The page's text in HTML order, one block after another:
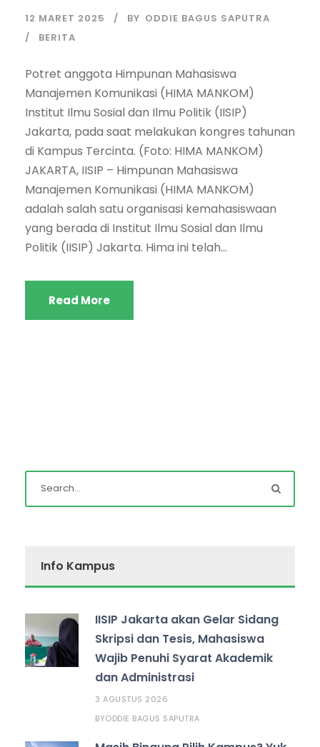
12 MARET 2025 BY ODDIE BAGUS SAPUTRA
BERITA
Potret anggota Himpunan Mahasiswa
Manajemen Komunikasi (HIMA MANKOM)
Institut Ilmu Sosial dan Ilmu Politik (IISIP)
Jakarta, pada saat melakukan kongres tahunan
di Kampus Tercinta. (Foto: HIMA MANKOM)
JAKARTA, IISIP – Himpunan Mahasiswa
Manajemen Komunikasi (HIMA MANKOM)
adalah salah satu organisasi kemahasiswaan
yang berada di Institut Ilmu Sosial dan Ilmu
Politik (IISIP) Jakarta. Hima ini telah...
Read More
Info Kampus
IISIP Jakarta akan Gelar Sidang
Skripsi dan Tesis, Mahasiswa
Wajib Penuhi Syarat Akademik
dan Administrasi
3 AGUSTUS 2026
BYODDIE BAGUS SAPUTRA